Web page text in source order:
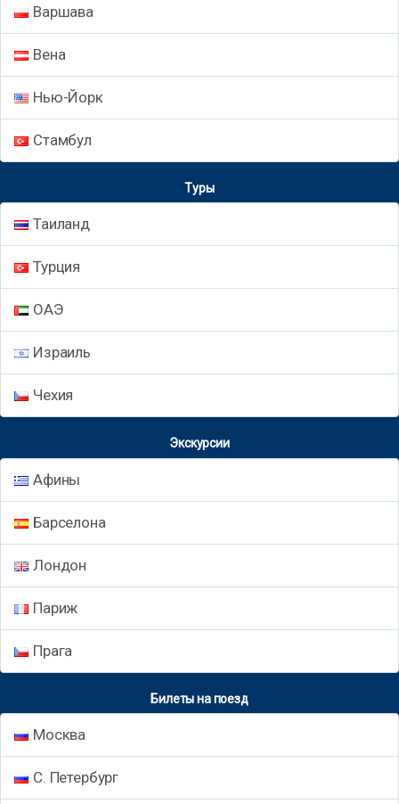
Варшава
Вена
Нью-Йорк
Стамбул
Туры
Таиланд
Турция
ОАЭ
Израиль
Чехия
Экскурсии
Афины
Барселона
Лондон
Париж
Прага
Билеты на поезд
Москва
С. Петербург